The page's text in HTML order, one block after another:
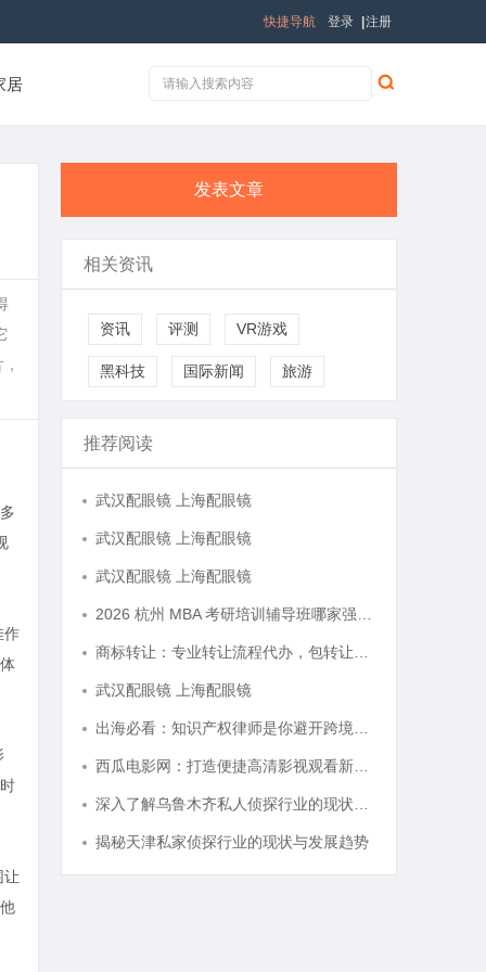
登录 注册
快捷导航
居
作
让
发表文章
相关资讯
资讯 评测 VR游戏
黑科技 国际新闻 旅游
推荐阅读
武汉配眼镜 上海配眼镜
武汉配眼镜 上海配眼镜
武汉配眼镜 上海配眼镜
武汉配眼镜 上海配眼镜
揭秘天津私家侦探行业的现状与发展趋势